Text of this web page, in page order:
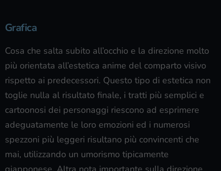
Grafica
Cosa che salta subito all’occhio e la direzione molto
più orientata all’estetica anime del comparto visivo
rispetto ai predecessori. Questo tipo di estetica non
toglie nulla al risultato finale, i tratti più semplici e
cartoonosi dei personaggi riescono ad esprimere
adeguatamente le loro emozioni ed i numerosi
spezzoni più leggeri risultano più convincenti che
mai, utilizzando un umorismo tipicamente